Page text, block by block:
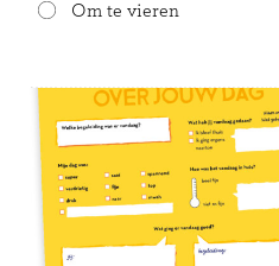
Om te vieren